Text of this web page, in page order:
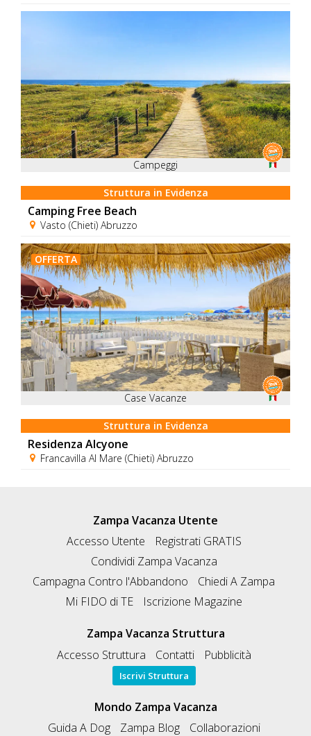
Campeggi
Struttura in Evidenza
Camping Free Beach
Vasto (Chieti) Abruzzo
OFFERTA
Case Vacanze
Struttura in Evidenza
Residenza Alcyone
Francavilla Al Mare (Chieti) Abruzzo
Zampa Vacanza Utente
Accesso Utente
Registrati GRATIS
Condividi Zampa Vacanza
Campagna Contro l'Abbandono
Chiedi A Zampa
Mi FIDO di TE
Iscrizione Magazine
Zampa Vacanza Struttura
Accesso Struttura
Contatti Pubblicità
Iscrivi Struttura
Mondo Zampa Vacanza
Guida A Dog
Zampa Blog Collaborazioni